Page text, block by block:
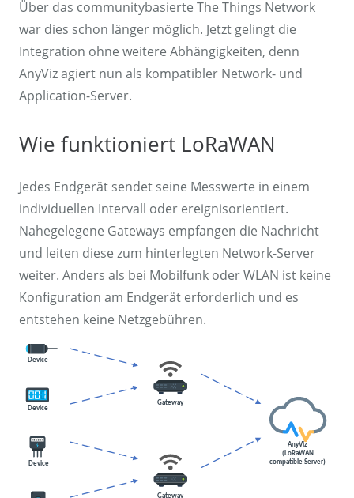
Über das communitybasierte The Things Network
war dies schon länger möglich. Jetzt gelingt die
Integration ohne weitere Abhängigkeiten, denn
AnyViz agiert nun als kompatibler Network- und
Application-Server.
Wie funktioniert LoRaWAN
Jedes Endgerät sendet seine Messwerte in einem
individuellen Intervall oder ereignisorientiert.
Nahegelegene Gateways empfangen die Nachricht
und leiten diese zum hinterlegten Network-Server
weiter. Anders als bei Mobilfunk oder WLAN ist keine
Konfiguration am Endgerät erforderlich und es
entstehen keine Netzgebühren.